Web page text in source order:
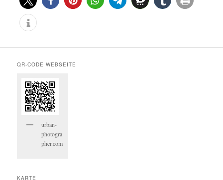
QR-CODE WEBSEITE
urban-
photogra
pher.com
KARTE